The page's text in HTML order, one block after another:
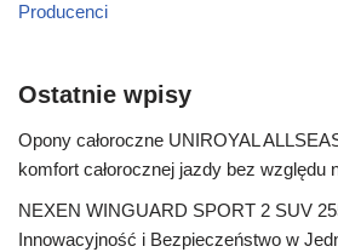
Producenci
Ostatnie wpisy
Opony całoroczne UNIROYAL
komfort całorocznej jazdy bez względu
NEXEN WINGUARD SPORT 2 SUV
Innowacyjność i Bezpieczeństwo w